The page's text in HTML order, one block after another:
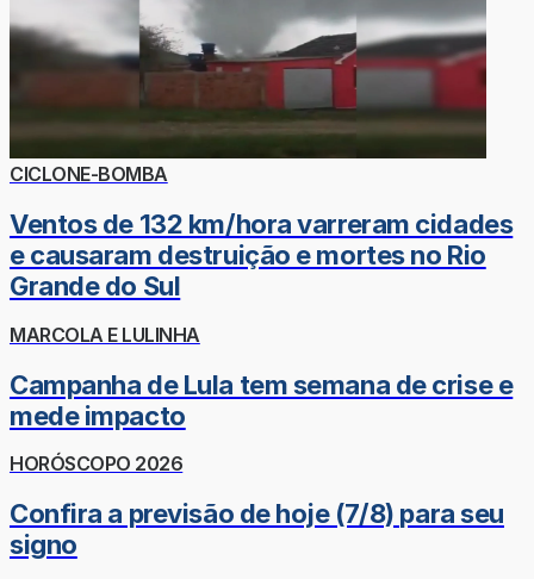
CICLONE-BOMBA
Ventos de 132 km/hora varreram cidades
e causaram destruição e mortes no Rio
Grande do Sul
MARCOLA E LULINHA
Campanha de Lula tem semana de crise e
mede impacto
HORÓSCOPO 2026
Confira a previsão de hoje (7/8) para seu
signo